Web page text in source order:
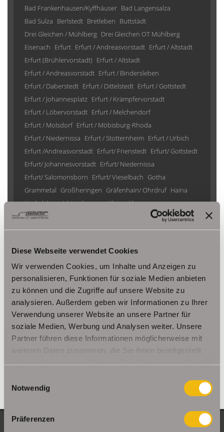
Diese Webseite verwendet Cookies
Wir verwenden Cookies, um Inhalte und Anzeigen zu
personalisieren, Funktionen für soziale Medien anbieten
zu können und die Zugriffe auf unsere Website zu
analysieren. Außerdem geben wir Informationen zu Ihrer
Verwendung unserer Website an unsere Partner für
soziale Medien, Werbung und Analysen weiter. Unsere
Partner führen diese Informationen möglicherweise mit
weiteren Daten zusammen, die Sie ihnen bereitgestellt
Notwendig
Präferenzen
Bad Frankenhausen/Kyffhäuser Bad Langensalza
Bad Sulza Berlstedt Bretleben Buttstädt
Drei Gleichen / Mühlberg Drei Gleichen OT Mühlberg
Eisenach Erfurt Erfurt / Andreasvorstadt Erfurt / Altstadt
Erfurt (Brühlervorstadt) Erfurt / Altstadt
Erfurt / Andreasvorstadt Erfurt / Bindersleben
Erfurt / Daberstedt Erfurt / Dittelstedt Erfurt / Gottstedt
Erfurt / Johannesplatz Erfurt / Krämpfervorstadt
Erfurt / Löbervorstadt Erfurt / Melchendorf
Erfurt / Molsdorf Erfurt / Möbisburg-Rhoda
Erfurt / Niedernissa Erfurt / Stotternheim Erfurt / Urbich
Erfurt /Andreasvorstadt Erfurt/ Frienstedt Erfurt/ Gottstedt
Erfurt/ Johannesvorstadt Erfurt/ Niedernissa
Erfurt/ Salomonsborn Erfurt/ Vieselbach Gotha
Grammetal Großheringen Gräfenhain/ Ohrdruf Haina
Herbsleben Ichtershausen Kleinmölsen
Kutzleben / Lützensömmern
Nesse- Apfelstädt / Kornhochheim Nohra Oberhof
Saalfeld/Saale / Remschütz Steinbach-Hallenberg/ Viernau
Tonna / Gräfentonna Udestedt
Unstrut- Hainich /Großengottern Weimar / Legefeld
Immo Am Ettersberg Haus Am Ettersberg Häuser Am Ettersberg
kaufen Am Ettersberg
Hauskauf Am Ettersberg
Immobilienkauf Am
Ettersberg
Einfamilienhaus Am Ettersberg
Einfamilienhäuser Am